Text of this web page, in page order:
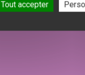
Tout accepter